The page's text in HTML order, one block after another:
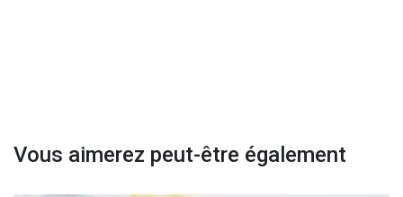
Vous aimerez peut-être également